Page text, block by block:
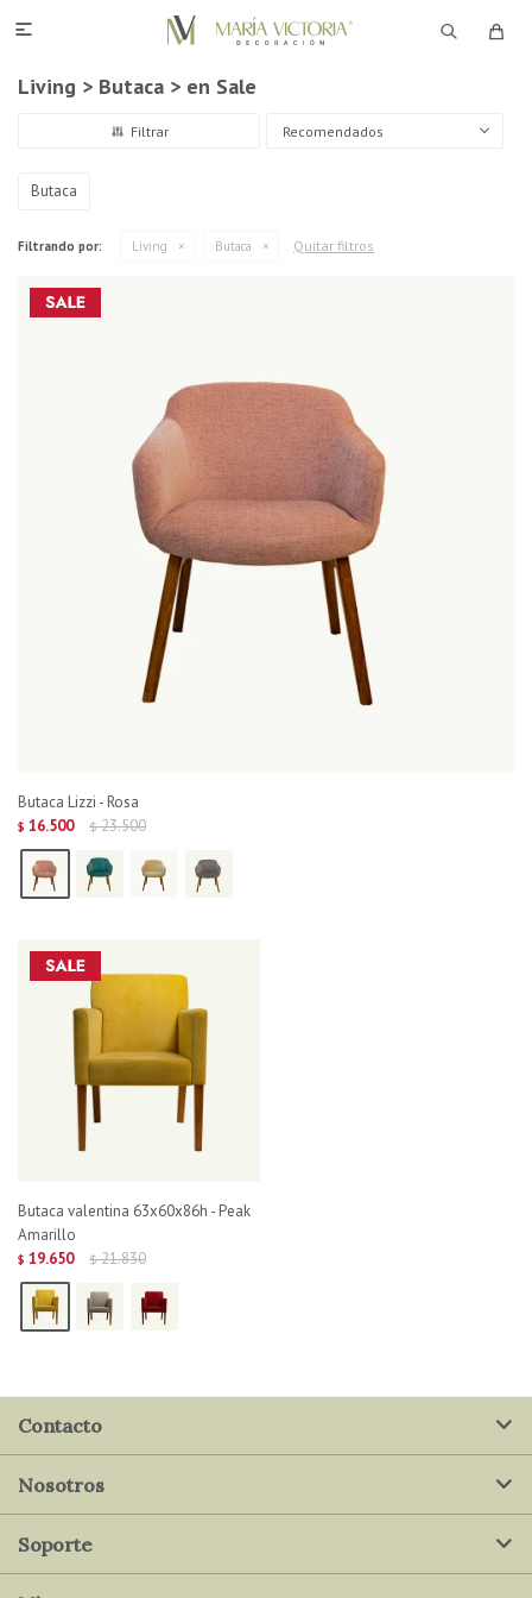

Living > Butaca > en Sale
Recomendados
Butaca
Filtrando por: Living Butaca Quitar filtros
Butaca Lizzi - Rosa
$ 16.500 $ 23.500
Butaca valentina 63x60x86h - Peak
Amarillo
$ 19.650 $ 21.830
Contacto
Nosotros
Soporte